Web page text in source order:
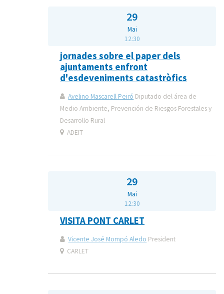
29
Mai
12:30
jornades sobre el paper dels
ajuntaments enfront
d'esdeveniments catastròfics
Avelino Mascarell Peiró Diputado del área de
Medio Ambiente, Prevención de Riesgos Forestales y
Desarrollo Rural
ADEIT
29
Mai
12:30
VISITA PONT CARLET
Vicente José Mompó Aledo President
CARLET